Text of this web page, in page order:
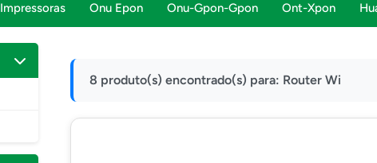
Impressoras Onu Epon Onu-Gpon-Gpon Ont-Xpon
8 produto(s) encontrado(s) para: Router Wi